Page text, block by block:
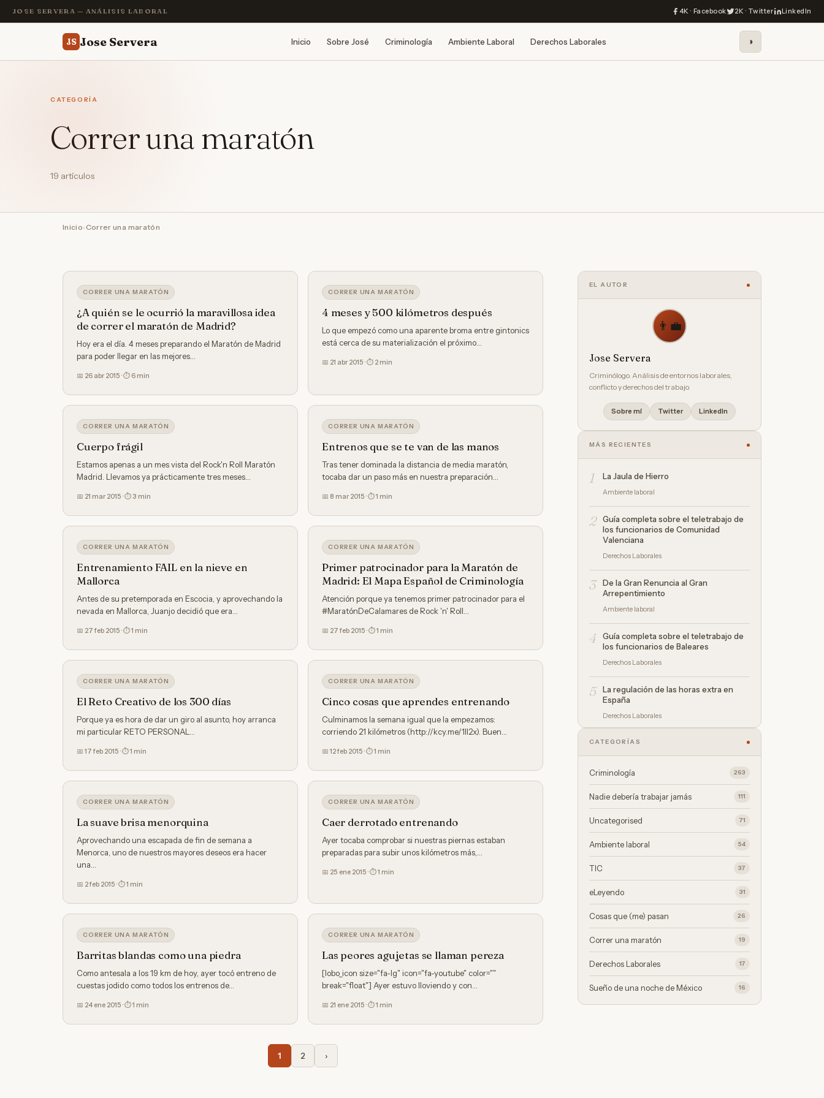
JOSE SERVERA — ANÁLISIS LABORAL 4K · Facebook 2K · Twitter LinkedIn
JS Jose Servera Inicio Sobre José Criminología Ambiente Laboral Derechos Laborales ◑
CATEGORÍA
Correr una maratón
19 artículos
Inicio›Correr una maratón
CORRER UNA MARATÓN
¿A quién se le ocurrió la maravillosa idea
de correr el maratón de Madrid?
Hoy era el día. 4 meses preparando el Maratón de Madrid
para poder llegar en las mejores…
📅 26 abr 2015 · ⏱ 6 min
CORRER UNA MARATÓN
4 meses y 500 kilómetros después
Lo que empezó como una aparente broma entre gintonics
está cerca de su materialización el próximo…
📅 21 abr 2015 · ⏱ 2 min
CORRER UNA MARATÓN
Cuerpo frágil
Estamos apenas a un mes vista del Rock'n Roll Maratón
Madrid. Llevamos ya prácticamente tres meses…
📅 21 mar 2015 · ⏱ 3 min
CORRER UNA MARATÓN
Entrenos que se te van de las manos
Tras tener dominada la distancia de media maratón,
tocaba dar un paso más en nuestra preparación…
📅 8 mar 2015 · ⏱ 1 min
CORRER UNA MARATÓN
Entrenamiento FAIL en la nieve en
Mallorca
Antes de su pretemporada en Escocia, y aprovechando la
nevada en Mallorca, Juanjo decidió que era…
📅 27 feb 2015 · ⏱ 1 min
CORRER UNA MARATÓN
Primer patrocinador para la Maratón de
Madrid: El Mapa Español de Criminología
Atención porque ya tenemos primer patrocinador para el‪
#‎MaratónDeCalamares‬ de Rock 'n' Roll…
📅 27 feb 2015 · ⏱ 1 min
CORRER UNA MARATÓN
El Reto Creativo de los 300 días
Porque ya es hora de dar un giro al asunto, hoy arranca
mi particular RETO PERSONAL…
📅 17 feb 2015 · ⏱ 1 min
CORRER UNA MARATÓN
Cinco cosas que aprendes entrenando
Culminamos la semana igual que la empezamos:
corriendo 21 kilómetros (http://kcy.me/1ll2x). Buen…
📅 12 feb 2015 · ⏱ 1 min
CORRER UNA MARATÓN
La suave brisa menorquina
Aprovechando una escapada de fin de semana a
Menorca, uno de nuestros mayores deseos era hacer
una…
📅 2 feb 2015 · ⏱ 1 min
CORRER UNA MARATÓN
Caer derrotado entrenando
Ayer tocaba comprobar si nuestras piernas estaban
preparadas para subir unos kilómetros más,…
📅 25 ene 2015 · ⏱ 1 min
CORRER UNA MARATÓN
Barritas blandas como una piedra
Como antesala a los 19 km de hoy, ayer tocó entreno de
cuestas jodido como todos los entrenos de…
📅 24 ene 2015 · ⏱ 1 min
CORRER UNA MARATÓN
Las peores agujetas se llaman pereza
[lobo_icon size="fa-lg" icon="fa-youtube" color=""
break="float"] Ayer estuvo lloviendo y con…
📅 21 ene 2015 · ⏱ 1 min
1 2 ›
EL AUTOR
👨‍💼
Jose Servera
Criminólogo. Análisis de entornos laborales,
conflicto y derechos del trabajo.
Sobre mí Twitter LinkedIn
MÁS RECIENTES
1 La Jaula de Hierro
Ambiente laboral
2
Guía completa sobre el teletrabajo de
los funcionarios de Comunidad
Valenciana
Derechos Laborales
3
De la Gran Renuncia al Gran
Arrepentimiento
Ambiente laboral
4
Guía completa sobre el teletrabajo de
los funcionarios de Baleares
Derechos Laborales
5
La regulación de las horas extra en
España
Derechos Laborales
CATEGORÍAS
Criminología 263
Nadie debería trabajar jamás 111
Uncategorised 71
Ambiente laboral 54
TIC 37
eLeyendo 31
Cosas que (me) pasan 26
Correr una maratón 19
Derechos Laborales 17
Sueño de una noche de México 16